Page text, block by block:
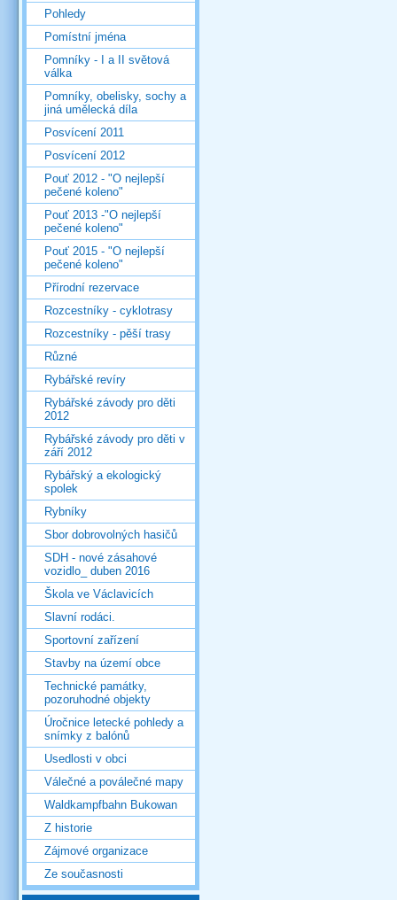
Pohledy
Pomístní jména
Pomníky - I a II světová
válka
Pomníky, obelisky, sochy a
jiná umělecká díla
Posvícení 2011
Posvícení 2012
Pouť 2012 - "O nejlepší
pečené koleno"
Pouť 2013 -"O nejlepší
pečené koleno"
Pouť 2015 - "O nejlepší
pečené koleno"
Přírodní rezervace
Rozcestníky - cyklotrasy
Rozcestníky - pěší trasy
Různé
Rybářské revíry
Rybářské závody pro děti
2012
Rybářské závody pro děti v
září 2012
Rybářský a ekologický
spolek
Rybníky
Sbor dobrovolných hasičů
SDH - nové zásahové
vozidlo_ duben 2016
Škola ve Václavicích
Slavní rodáci.
Sportovní zařízení
Stavby na území obce
Technické památky,
pozoruhodné objekty
Úročnice letecké pohledy a
snímky z balónů
Usedlosti v obci
Válečné a poválečné mapy
Waldkampfbahn Bukowan
Z historie
Zájmové organizace
Ze současnosti